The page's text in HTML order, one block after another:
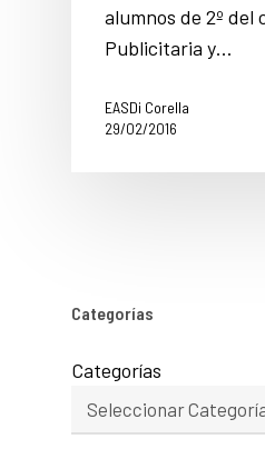
alumnos de 2º del
Publicitaria y…
EASDi Corella
29/02/2016
Categorías
Categorías